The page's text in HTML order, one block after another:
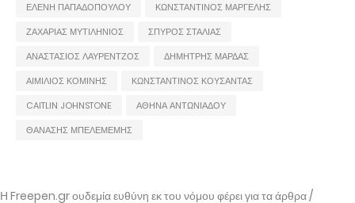
ΕΛΕΝΗ ΠΑΠΑΔΟΠΟΥΛΟΥ
ΚΩΝΣΤΑΝΤΙΝΟΣ ΜΑΡΓΕΛΗΣ
ΖΑΧΑΡΙΑΣ ΜΥΤΙΛΗΝΙΟΣ
ΣΠΥΡΟΣ ΣΤΑΛΙΑΣ
ΑΝΑΣΤΑΣΙΟΣ ΛΑΥΡΕΝΤΖΟΣ
ΔΗΜΗΤΡΗΣ ΜΑΡΔΑΣ
ΑΙΜΙΛΙΟΣ ΚΟΜΙΝΗΣ
ΚΩΝΣΤΑΝΤΙΝΟΣ ΚΟΥΣΑΝΤΑΣ
CAITLIN JOHNSTONE
ΑΘΗΝΑ ΑΝΤΩΝΙΑΔΟΥ
ΘΑΝΑΣΗΣ ΜΠΕΛΕΜΕΜΗΣ
Η Freepen.gr ουδεμία ευθύνη εκ του νόμου φέρει για τα άρθρα /